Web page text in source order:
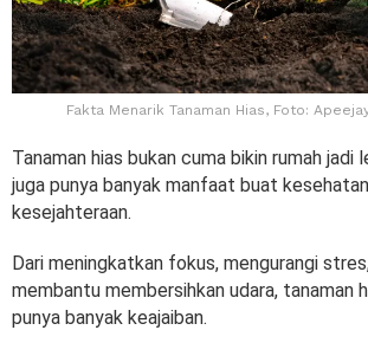
Fakta Menarik Tanaman Hias, Foto:
Tanaman hias bukan cuma bikin rumah
juga punya banyak manfaat buat
kesejahteraan.
Dari meningkatkan fokus, mengurangi
membantu membersihkan udara, tanaman
punya banyak keajaiban.